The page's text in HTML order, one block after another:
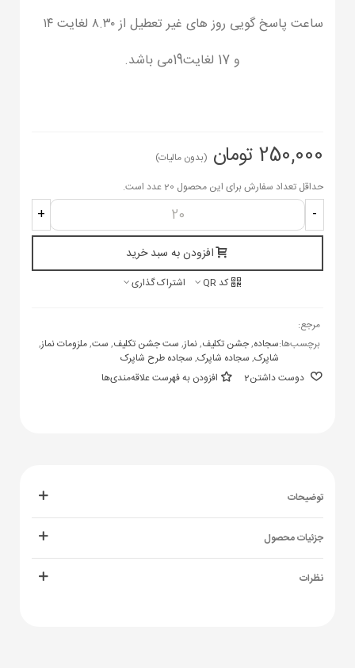
ساعت پاسخ گویی روز های غیر تعطیل از ۸.۳۰ لغایت ۱۴
و 17 لغایت19
می باشد.
250,000 تومان
(بدون مالیات)
حداقل تعداد سفارش برای این محصول 20 عدد است.
-
+
افزودن به سبد خرید
کد QR اشتراک گذاری
مرجع:
برچسب‌ها:سجاده,جشن تکلیف,نماز, ست جشن تکلیف, ست,ملزومات نماز,
شاپرک, سجاده شاپرک, سجاده طرح شاپرک
دوست داشتن2 افزودن به فهرست علاقه‌مندی‌ها
توضیحات
جزئیات محصول
نظرات